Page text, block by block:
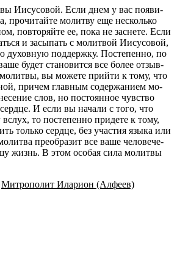
Иису­со­вой. Если днем у вас по­яви­
про­чи­тай­те мо­лит­ву еще несколь­ко
по­вто­ряй­те ее, пока не за­сне­те. Если
и за­сы­пать с мо­лит­вой Иису­со­вой,
ду­хов­ную под­держ­ку. По­сте­пен­но, по
будет ста­но­вит­ся все более от­зыв­
вы мо­же­те прий­ти к тому, что
при­чем глав­ным со­дер­жа­ни­ем мо­
слов, но по­сто­ян­ное чув­ство
И если вы на­ча­ли с того, что
то по­сте­пен­но при­де­те к тому,
толь­ко серд­це, без уча­стия языка или
пре­об­ра­зит все ваше че­ло­ве­че­
жизнь. В этом осо­бая сила мо­лит­вы
Мит­ро­по­лит Ила­ри­он (Ал­фе­ев)